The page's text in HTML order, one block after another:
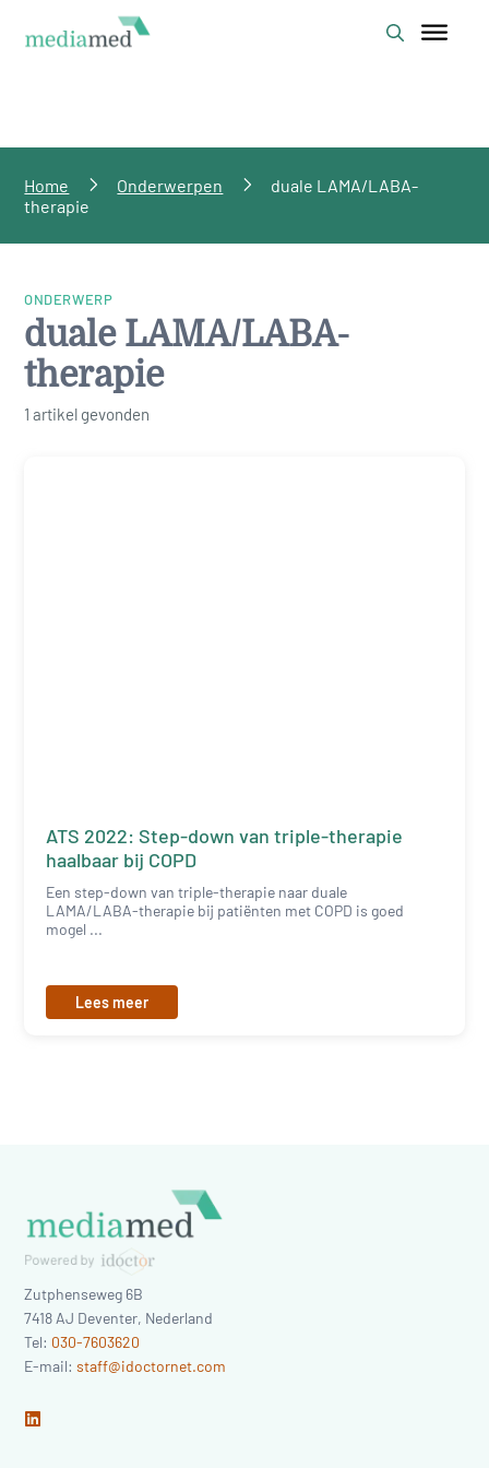
Home Onderwerpen
duale LAMA/LABA-
therapie
ONDERWERP
duale LAMA/LABA-
therapie
1 artikel gevonden
ATS 2022: Step-down van triple-therapie
haalbaar bij COPD
Een step-down van triple-therapie naar duale
LAMA/LABA-therapie bij patiënten met COPD is goed
mogel ...
Lees meer
Zutphenseweg 6B
7418 AJ Deventer, Nederland
Tel: 030-7603620
E-mail:staff@idoctornet.com